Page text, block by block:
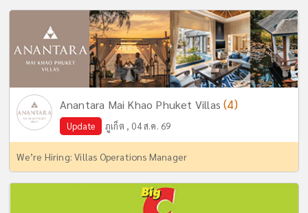
Anantara Mai Khao Phuket Villas(4)
Update ภูเก็ต , 04 ส.ค. 69
We’re Hiring: Villas Operations Manager